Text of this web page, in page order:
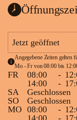
Jetzt geöffnet
Angegebene Zeiten gelten
Mo - Fr von 08:00 bis
FR 08:00 -
14:00
-
SA
Geschlossen
SO
Geschlossen
MO 08:00 -
14:00
-